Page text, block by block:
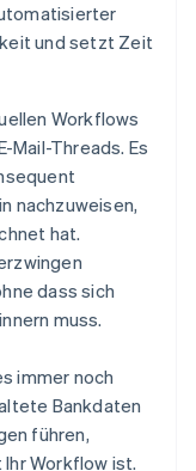
und setzt Zeit
Workflows
Mail-Threads. Es
nachzuweisen,
hat.
dass sich
muss.
immer noch
Bankdaten
führen,
Workflow ist.